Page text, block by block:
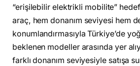
“erişilebilir elektrikli mobilite”
araç, hem donanım seviyesi hem
konumlandırmasıyla Türkiye’de
beklenen modeller arasında yer
farklı donanım seviyesiyle satışa